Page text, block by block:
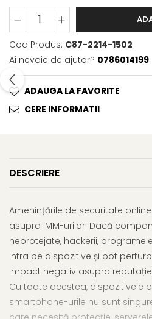
Cod Produs: C87-2214-1502
Ai nevoie de ajutor? 0786014199
ADAUGA LA FAVORITE
CERE INFORMATII
DESCRIERE
Amenințările de securitate
asupra IMM-urilor. Dacă
neprotejate, hackerii,
intra pe dispozitive și pot
impact negativ asupra
Cu toate acestea, dispozitivele
smartphone-urile nu sunt